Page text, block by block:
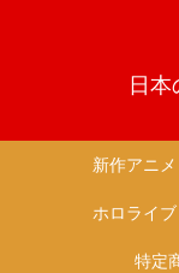
日
新作アニメ
ホロライブ